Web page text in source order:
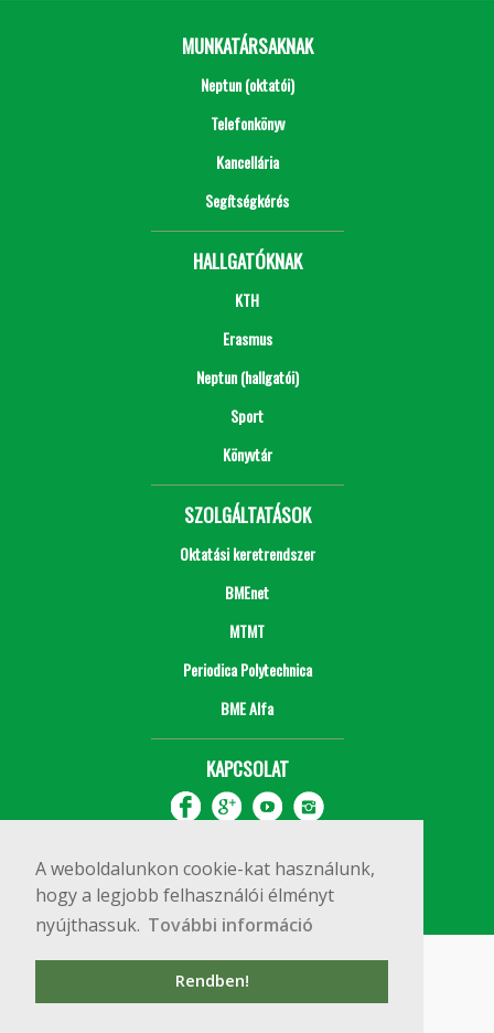
A weboldalunkon cookie-kat használunk,
hogy a legjobb felhasználói élményt
nyújthassuk. További információ
Rendben!
MUNKATÁRSAKNAK
Neptun (oktatói)
Telefonkönyv
Kancellária
Segítségkérés
HALLGATÓKNAK
KTH
Erasmus
Neptun (hallgatói)
Sport
Könyvtár
SZOLGÁLTATÁSOK
Oktatási keretrendszer
BMEnet
MTMT
Periodica Polytechnica
BME Alfa
KAPCSOLAT
Copyright © 2020 BME Építőmérnöki Kar
1111 Budapest, Műegyetem rkp. 3.